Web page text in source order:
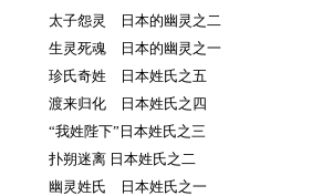
太子怨灵 日本的幽灵之二
生灵死魂 日本的幽灵之一
珍氏奇姓 日本姓氏之五
渡来归化 日本姓氏之四
“我姓陛下”日本姓氏之三
扑朔迷离 日本姓氏之二
幽灵姓氏 日本姓氏之一